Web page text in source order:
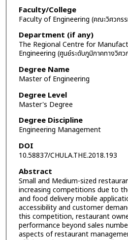
Faculty/College
Faculty of Engineering (คณะวิศวกร
Department (if any)
The Regional Centre for
Engineering (ศูนย์ระดับภูมิภาคทางวิศว
Degree Name
Master of Engineering
Degree Level
Master's Degree
Degree Discipline
Engineering Management
DOI
10.58837/CHULA.THE.2018.193
Abstract
Small and Medium-sized
increasing competitions due to
and food delivery mobile
accessibility and customer
this competition, restaurant
performance beyond sales
aspects of restaurant